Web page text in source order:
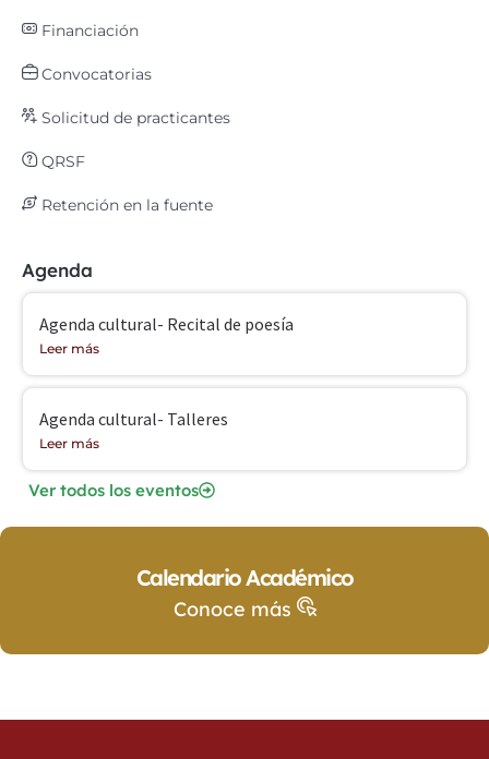
Financiación
Convocatorias
Solicitud de practicantes
QRSF
Retención en la fuente
Agenda
Agenda cultural- Recital de poesía
Leer más
Agenda cultural- Talleres
Leer más
Ver todos los eventos
Calendario Académico
Conoce más